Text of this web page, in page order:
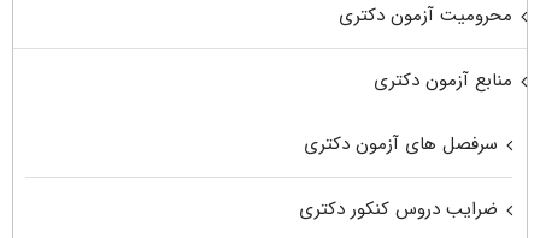
محرومیت آزمون دکتری
منابع آزمون دکتری
سرفصل های آزمون دکتری
ضرایب دروس کنکور دکتری